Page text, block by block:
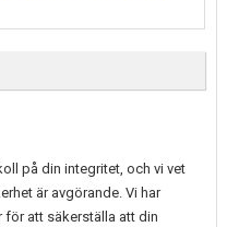
på din integritet, och vi vet
är avgörande. Vi har
att säkerställa att din